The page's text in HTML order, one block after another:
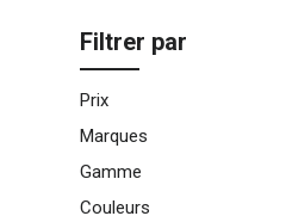
Filtrer par
Prix
Marques
Gamme
Couleurs